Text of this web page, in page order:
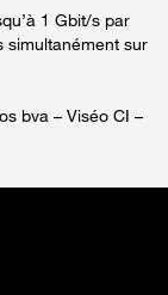
1 Gbit/s par
simultanément sur
bva – Viséo CI –